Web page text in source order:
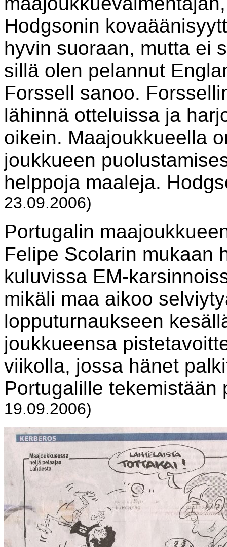
Hodgsonin
hyvin suoraan, mutta ei
sillä olen pelannut
Forssell sanoo.
lähinnä otteluissa ja
oikein. Maajoukkueella
joukkueen
helppoja maaleja.
23.09.2006)
Portugalin
Felipe Scolarin mukaan
kuluvissa EM-
mikäli maa aikoo
lopputurnaukseen
joukkueensa
viikolla, jossa hänet
Portugalille
19.09.2006)